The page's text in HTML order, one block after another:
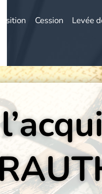
Cession Levée